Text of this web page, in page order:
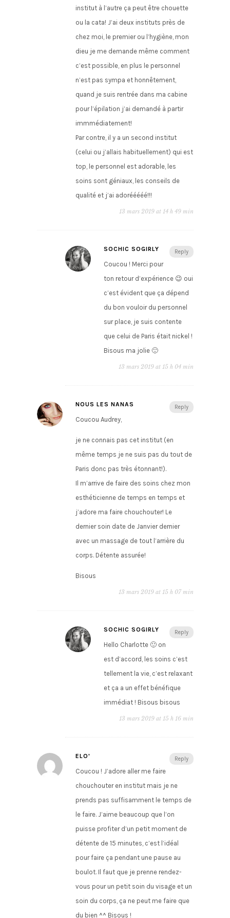
institut à l’autre ça peut être chouette
ou la cata! J’ai deux instituts près de
chez moi, le premier ou l’hygiène, mon
dieu je me demande même comment
c’est possible, en plus le personnel
n’est pas sympa et honnêtement,
quand je suis rentrée dans ma cabine
pour l’épilation j’ai demandé à partir
immmédiatement!
Par contre, il y a un second institut
(celui ou j’allais habituellement) qui est
top, le personnel est adorable, les
soins sont géniaux, les conseils de
qualité et j’ai adorééééé!!!
13 mars 2019 at 14 h 49 min
Reply
SOCHIC SOGIRLY
Coucou ! Merci pour
ton retour d’expérience 😉 oui
c’est évident que ça dépend
du bon vouloir du personnel
sur place, je suis contente
que celui de Paris était nickel !
Bisous ma jolie 🙂
13 mars 2019 at 15 h 04 min
Reply
NOUS LES NANAS
Coucou Audrey,
je ne connais pas cet institut (en
même temps je ne suis pas du tout de
Paris donc pas très étonnant!).
Il m’arrive de faire des soins chez mon
esthéticienne de temps en temps et
j’adore ma faire chouchouter! Le
dernier soin date de Janvier dernier
avec un massage de tout l’arrière du
corps. Détente assurée!
Bisous
13 mars 2019 at 15 h 07 min
Reply
SOCHIC SOGIRLY
Hello Charlotte 🙂 on
est d’accord, les soins c’est
tellement la vie, c’est relaxant
et ça a un effet bénéfique
immédiat ! Bisous bisous
13 mars 2019 at 15 h 16 min
Reply
ELO'
Coucou ! J’adore aller me faire
chouchouter en institut mais je ne
prends pas suffisamment le temps de
le faire. J’aime beaucoup que l’on
puisse profiter d’un petit moment de
détente de 15 minutes, c’est l’idéal
pour faire ça pendant une pause au
boulot. Il faut que je prenne rendez-
vous pour un petit soin du visage et un
soin du corps, ça ne peut me faire que
du bien ^^ Bisous !